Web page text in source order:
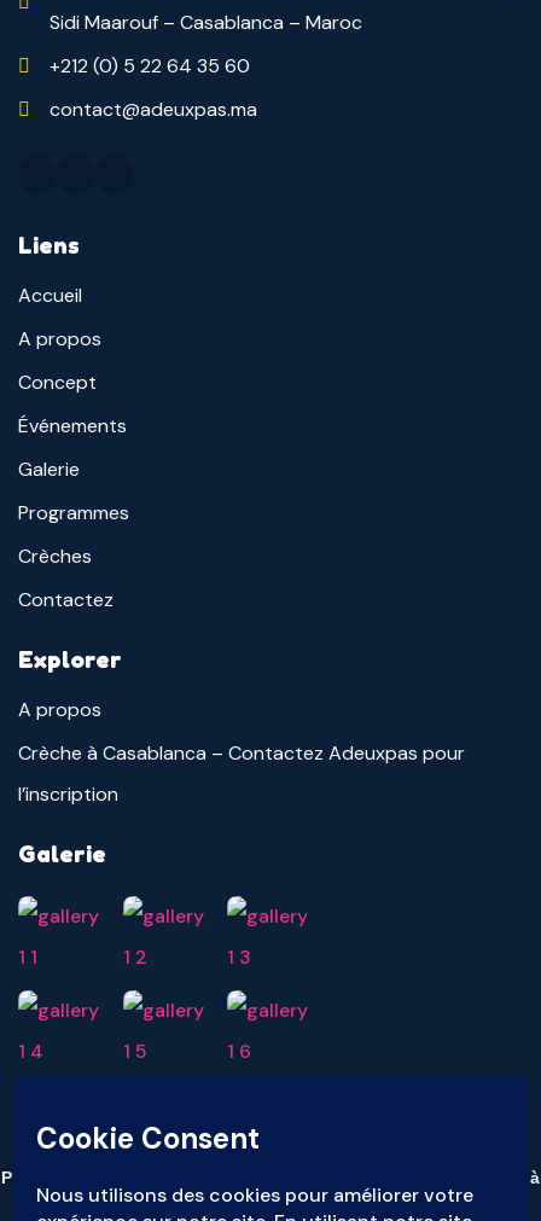
Sidi Maarouf – Casablanca – Maroc
+212 (0) 5 22 64 35 60
contact@adeuxpas.ma
Liens
Accueil
A propos
Concept
Événements
Galerie
Programmes
Crèches
Contactez
Explorer
A propos
Crèche à Casablanca – Contactez Adeuxpas pour
l’inscription
Galerie
Pour toute réclamation ou signalement, veuillez nous contacter à
l'adresse suivante :
ethique@ocs-groupe.com